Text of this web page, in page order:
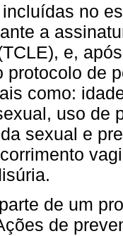
no
a
e,
protocolo de
como:
uso de
sexual e
de um
de